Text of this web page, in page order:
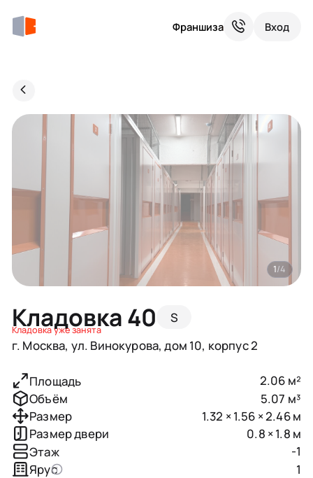
Франшиза Вход
Кладовка 40 S
Кладовка уже занята
г. Москва, ул. Винокурова, дом 10, корпус 2
1/4
Площадь
2.06 м²
Объём
5.07 м³
Размер
1.32 × 1.56 × 2.46 м
Размер двери
0.8 × 1.8 м
Этаж
-1
Ярус
1